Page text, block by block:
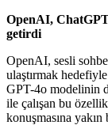
OpenAI,
getirdi
OpenAI, sesli
ulaştırmak
GPT-4o modelinin
ile çalışan bu
konuşmasına